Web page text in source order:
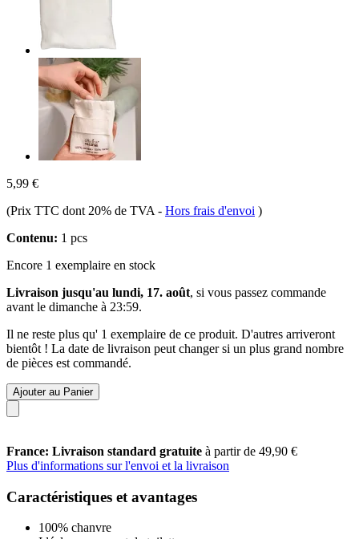
5,99 €
(Prix TTC dont 20% de TVA - Hors frais d'envoi )
Contenu: 1 pcs
Encore 1 exemplaire en stock
Livraison jusqu'au lundi, 17. août, si vous passez commande
avant le dimanche à 23:59.
Il ne reste plus qu' 1 exemplaire de ce produit. D'autres arriveront
bientôt ! La date de livraison peut changer si un plus grand nombre
de pièces est commandé.
Ajouter au Panier
France: Livraison standard gratuite à partir de 49,90 €
Plus d'informations sur l'envoi et la livraison
Caractéristiques et avantages
100% chanvre